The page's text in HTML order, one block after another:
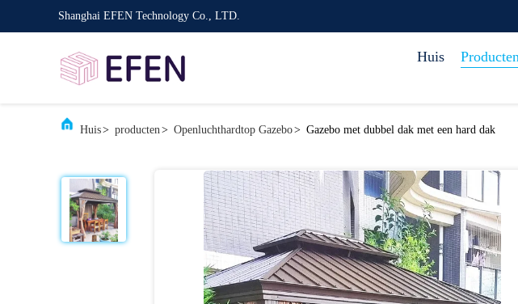
Shanghai EFEN Technology Co., LTD.
Huis
Huis> producten> Openluchthardtop Gazebo> Gazebo met dubbel dak met een hard dak